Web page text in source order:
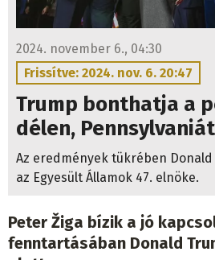
2024. november 6., 04:30
Frissítve: 2024. nov. 6. 20:47
Trump bonthatja a
délen,
Az eredmények tükrében Donald
az Egyesült Államok 47. elnöke.
Peter Žiga bízik a jó
fenntartásában Donald